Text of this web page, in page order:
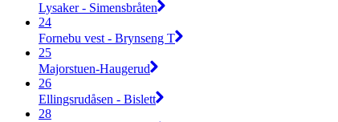
Lysaker - Simensbråten
24
Fornebu vest - Brynseng T
25
Majorstuen-Haugerud
26
Ellingsrudåsen - Bislett
28